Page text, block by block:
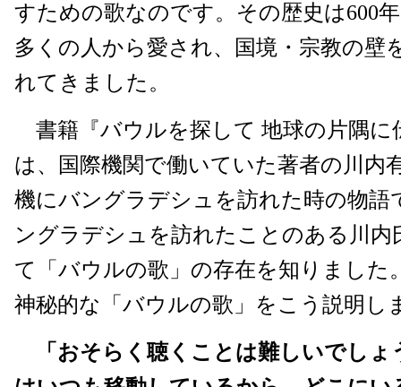
すための歌なのです。その歴史は600
多くの人から愛され、国境・宗教の壁
れてきました。
書籍『バウルを探して 地球の片隅に
は、国際機関で働いていた著者の川内
機にバングラデシュを訪れた時の物語
ングラデシュを訪れたことのある川内
て「バウルの歌」の存在を知りました
神秘的な「バウルの歌」をこう説明し
「おそらく聴くことは難しいでし